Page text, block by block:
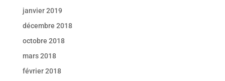
janvier 2019
décembre 2018
octobre 2018
mars 2018
février 2018